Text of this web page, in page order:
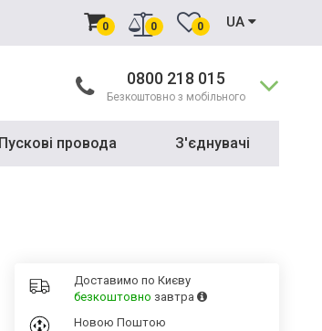
0 0 0 UA
0800 218 015
Безкоштовно з мобільного
Пускові провода З'єднувачі
Доставимо по Києву
безкоштовно завтра
Новою Поштою